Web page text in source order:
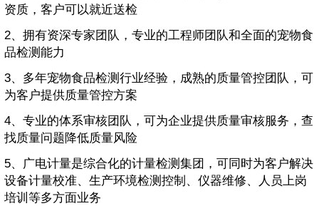
资质，客户可以就近送检
2、拥有资深专家团队，专业的工程师团队和全面的宠物食
品检测能力
3、多年宠物食品检测行业经验，成熟的质量管控团队，可
为客户提供质量管控方案
4、专业的体系审核团队，可为企业提供质量审核服务，查
找质量问题降低质量风险
5、广电计量是综合化的计量检测集团，可同时为客户解决
设备计量校准、生产环境检测控制、仪器维修、人员上岗
培训等多方面业务